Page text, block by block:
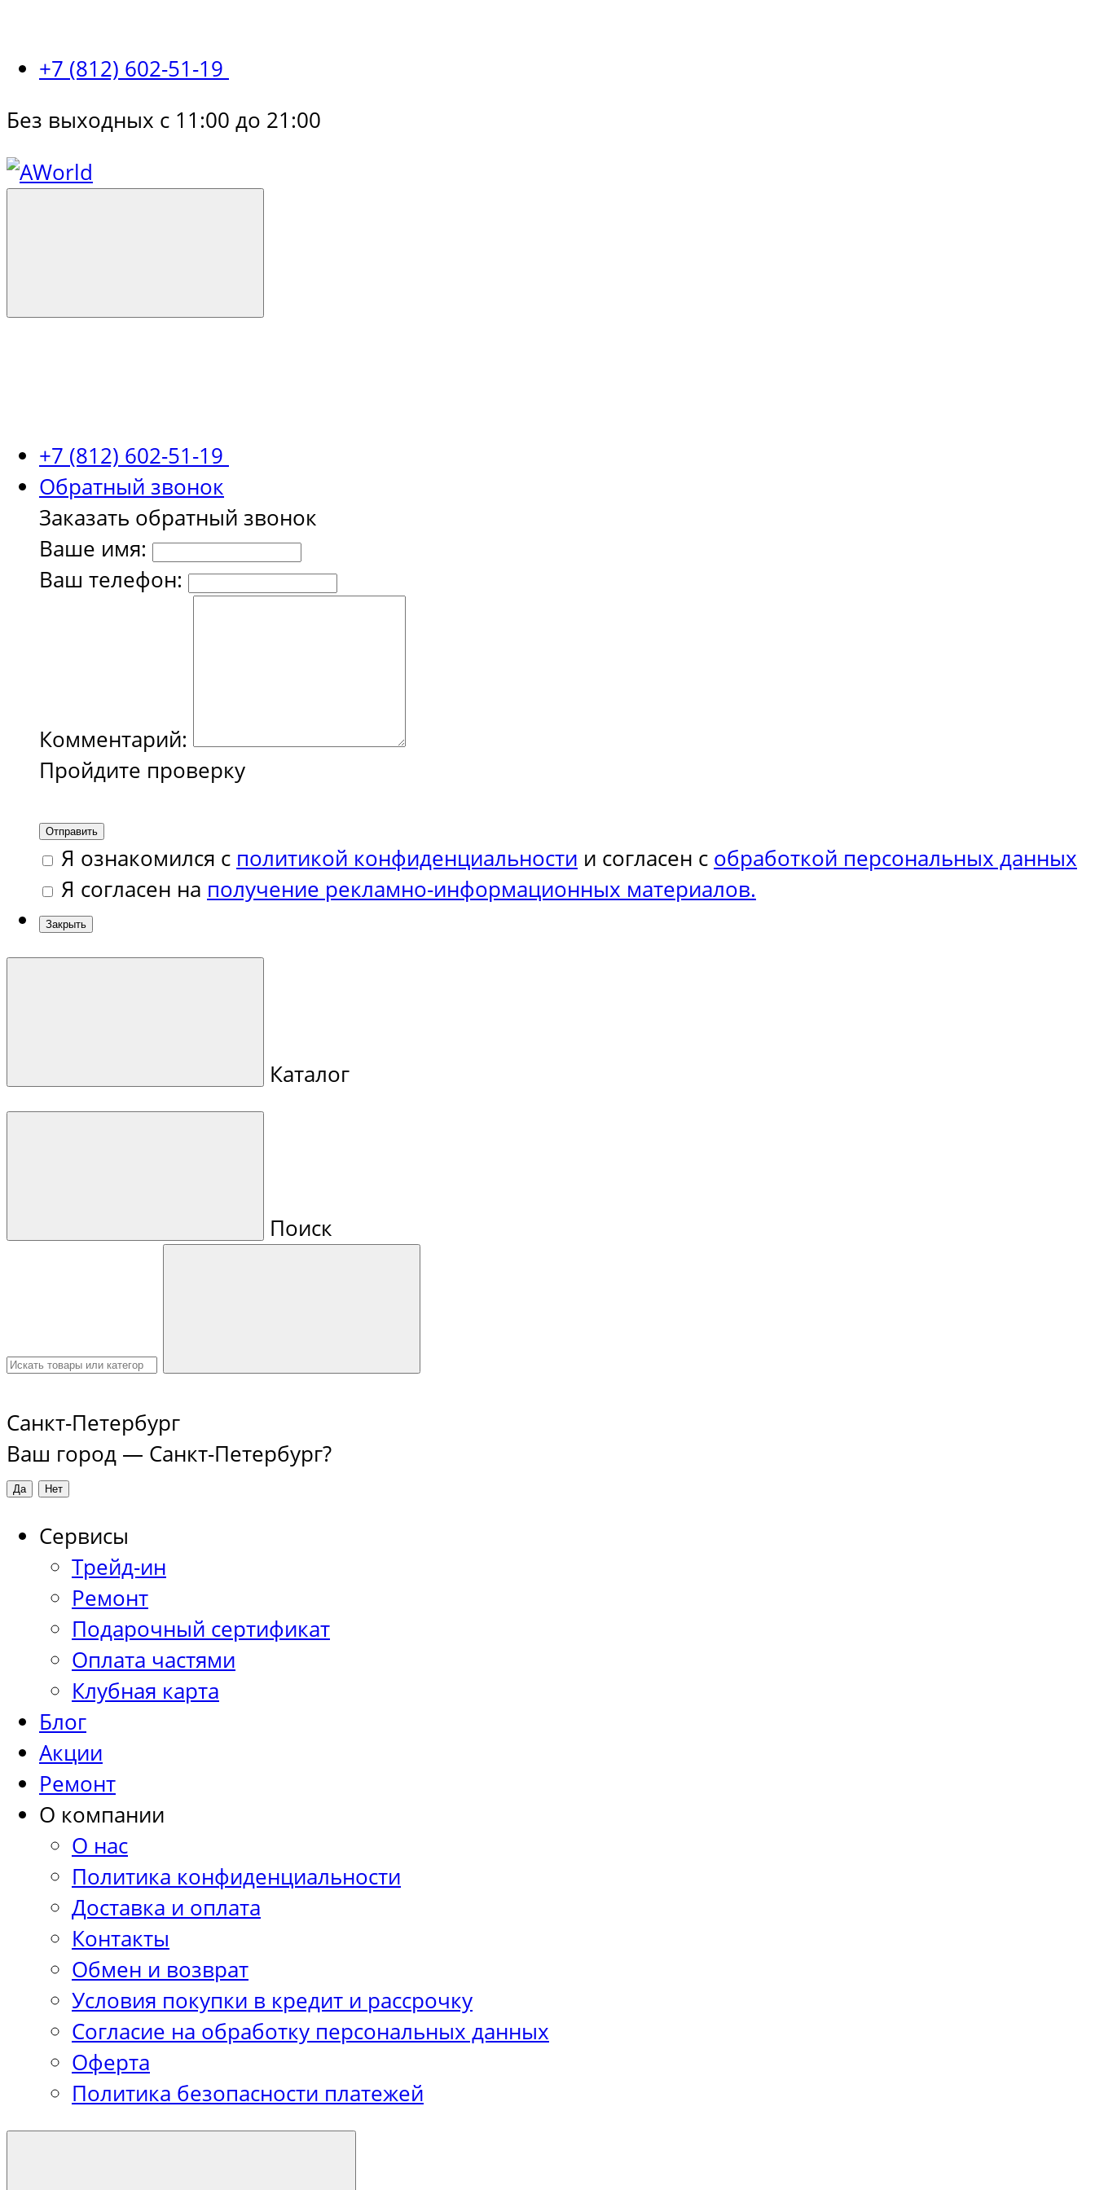
+7 (812) 602-51-19
Без выходных с 11:00 до 21:00
+7 (812) 602-51-19
Обратный звонок
Заказать обратный звонок
Ваше имя:
Ваш телефон:
Комментарий:
Пройдите проверку
Отправить
Я ознакомился с политикой конфиденциальности и согласен с обработкой персональных данных
Я согласен на получение рекламно-информационных материалов.
Закрыть
Каталог
Поиск
Санкт-Петербург
Ваш город — Санкт-Петербург?
Сервисы
Трейд-ин
Ремонт
Подарочный сертификат
Оплата частями
Клубная карта
Блог
Акции
Ремонт
О компании
О нас
Политика конфиденциальности
Доставка и оплата
Контакты
Обмен и возврат
Условия покупки в кредит и рассрочку
Согласие на обработку персональных данных
Оферта
Политика безопасности платежей